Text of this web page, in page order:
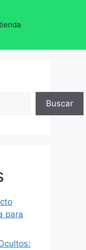
Buscar
para